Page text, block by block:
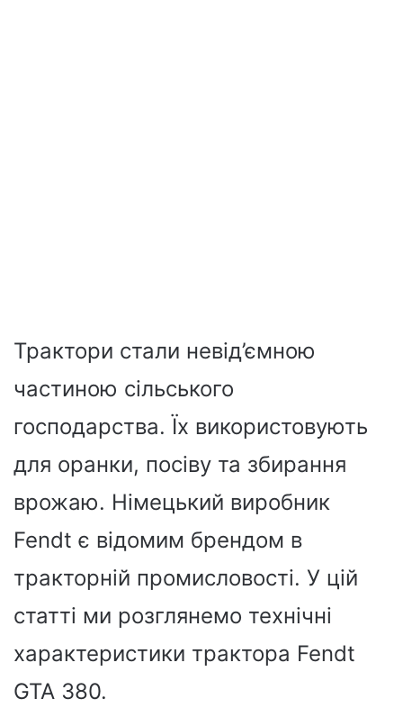
Трактори стали невід’ємною
частиною сільського
господарства. Їх використовують
для оранки, посіву та збирання
врожаю. Німецький виробник
Fendt є відомим брендом в
тракторній промисловості. У цій
статті ми розглянемо технічні
характеристики трактора Fendt
GTA 380.